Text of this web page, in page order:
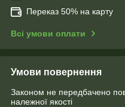
Переказ 50% на карту
Всі умови оплати
Умови повернення
Законом не передбачено
належної якості